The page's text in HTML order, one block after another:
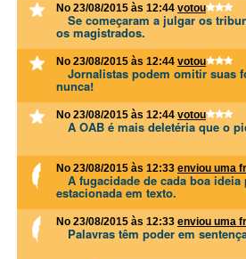
No 23/08/2015 às 12:44 votou
Se começaram a julgar os
os magistrados.
No 23/08/2015 às 12:44 votou
Jornalistas podem omitir suas
nunca!
No 23/08/2015 às 12:44 votou
A OAB é mais deletéria que o
No 23/08/2015 às 12:33 enviou uma
A fugacidade de cada boa ideia
estacionada em texto.
No 23/08/2015 às 12:33 enviou uma
Palavras têm poder em